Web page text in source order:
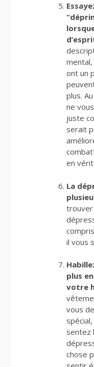
mental,
ont un
plus.
ne
juste
serait
en
La
trouver
il vous
plus
votre
vous
sentez
chose